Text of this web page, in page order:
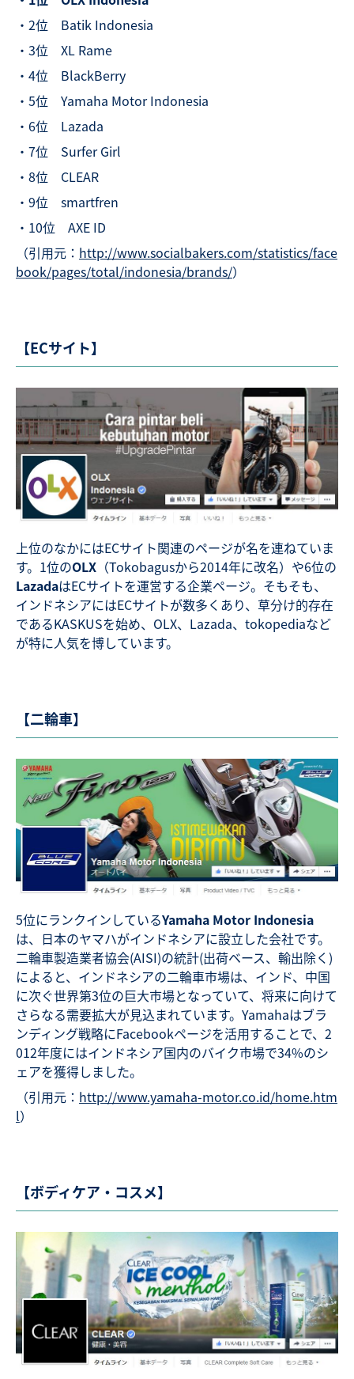
・2位 Batik Indonesia
・3位 XL Rame
・4位 BlackBerry
・5位 Yamaha Motor Indonesia
・6位 Lazada
・7位 Surfer Girl
・8位 CLEAR
・9位 smartfren
・10位 AXE ID
（引用元： http://www.socialbakers.com/statistics/face
book/pages/total/indonesia/brands/）
【ECサイト】
上位のなかにはECサイト関連のページが名を連ねていま
す。1位のOLX （Tokobagusから2014年に改名）や6位の
LazadaはECサイトを運営する企業ページ。そもそも、
インドネシアにはECサイトが数多くあり、草分け的存在
であるKASKUSを始め、OLX、Lazada、tokopediaなど
が特に人気を博しています。
【二輪車】
5位にランクインしているYamaha Motor Indonesia
は、日本のヤマハがインドネシアに設立した会社です。
二輪車製造業者協会(AISI)の統計(出荷ベース、輸出除く)
によると、インドネシアの二輪車市場は、インド、中国
に次ぐ世界第3位の巨大市場となっていて、将来に向けて
さらなる需要拡大が見込まれています。Yamahaはブラ
ンディング戦略にFacebookページを活用することで、2
012年度にはインドネシア国内のバイク市場で34%のシ
ェアを獲得しました。
（引用元： http://www.yamaha-motor.co.id/home.htm
l）
【ボディケア・コスメ】